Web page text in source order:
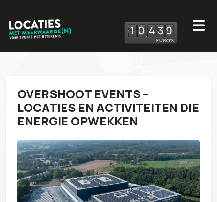
10 439
OVERSHOOT EVENTS –
LOCATIES EN ACTIVITEITEN DIE
ENERGIE OPWEKKEN